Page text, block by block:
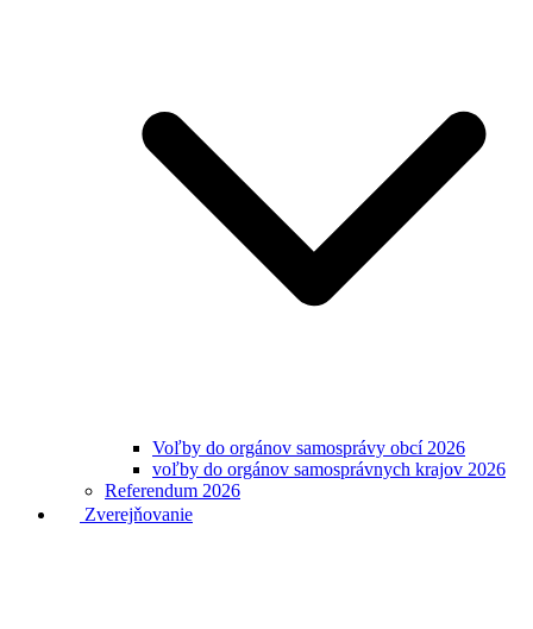
Voľby do orgánov samosprávy obcí 2026
voľby do orgánov samosprávnych krajov 2026
Referendum 2026
Zverejňovanie